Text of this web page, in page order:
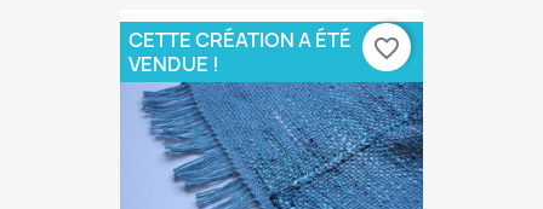
CETTE CRÉATION A ÉTÉ
VENDUE !
favorite_border